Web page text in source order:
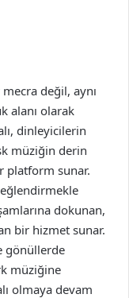
değil, aynı
alanı olarak
dinleyicilerin
müziğin derin
platform sunar.
eğlendirmekle
dokunan,
bir hizmet sunar.
gönüllerde
müziğine
olmaya devam